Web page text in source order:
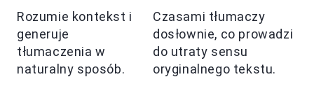
Rozumie kontekst i
generuje
tłumaczenia w
naturalny sposób.
Czasami tłumaczy
dosłownie, co prowadzi
do utraty sensu
oryginalnego tekstu.